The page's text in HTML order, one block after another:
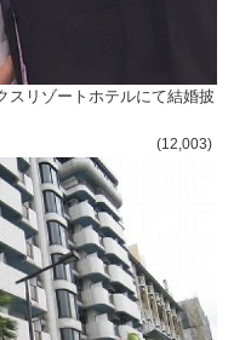
スリゾートホテルにて結婚披
(12,003)